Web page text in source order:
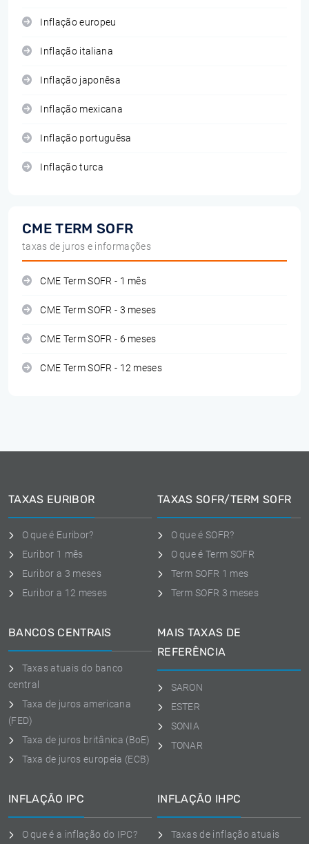
Inflação europeu
Inflação italiana
Inflação japonêsa
Inflação mexicana
Inflação portuguêsa
Inflação turca
CME TERM SOFR
taxas de juros e informações
CME Term SOFR - 1 mês
CME Term SOFR - 3 meses
CME Term SOFR - 6 meses
CME Term SOFR - 12 meses
TAXAS EURIBOR
O que é Euribor?
Euribor 1 mês
Euribor a 3 meses
Euribor a 12 meses
TAXAS SOFR/TERM SOFR
O que é SOFR?
O que é Term SOFR
Term SOFR 1 mes
Term SOFR 3 meses
BANCOS CENTRAIS
Taxas atuais do banco
central
Taxa de juros americana
(FED)
Taxa de juros britânica (BoE)
Taxa de juros europeia (ECB)
MAIS TAXAS DE
REFERÊNCIA
SARON
ESTER
SONIA
TONAR
INFLAÇÃO IPC
O que é a inflação do IPC?
INFLAÇÃO IHPC
Taxas de inflação atuais